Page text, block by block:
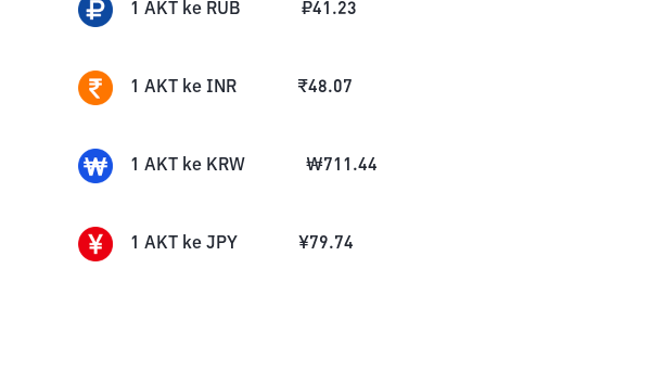
1 AKT ke RUB ₽41.23
1 AKT ke INR ₹48.07
1 AKT ke KRW ₩711.44
1 AKT ke JPY ¥79.74